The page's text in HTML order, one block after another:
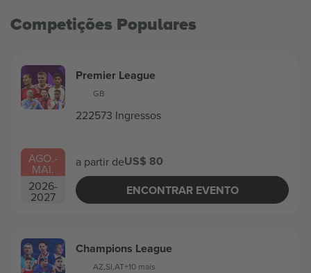
Competições Populares
AGO.-
MAI.
2026-
2027
Premier League
GB
222573 Ingressos
a partir deUS$ 80
ENCONTRAR EVENTO
Champions League
AZ,SI,AT+10 mais